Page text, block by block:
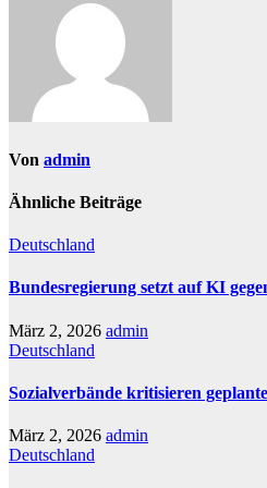
Von admin
Ähnliche Beiträge
Deutschland
Bundesregierung setzt auf KI
März 2, 2026 admin
Deutschland
Sozialverbände kritisieren
März 2, 2026 admin
Deutschland